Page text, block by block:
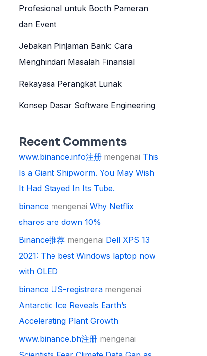
Profesional untuk Booth Pameran
dan Event
Jebakan Pinjaman Bank: Cara
Menghindari Masalah Finansial
Rekayasa Perangkat Lunak
Konsep Dasar Software Engineering
Recent Comments
www.binance.info注册 mengenai This
Is a Giant Shipworm. You May Wish
It Had Stayed In Its Tube.
binance mengenai Why Netflix
shares are down 10%
Binance推荐 mengenai Dell XPS 13
2021: The best Windows laptop now
with OLED
binance US-registrera mengenai
Antarctic Ice Reveals Earth’s
Accelerating Plant Growth
www.binance.bh注册 mengenai